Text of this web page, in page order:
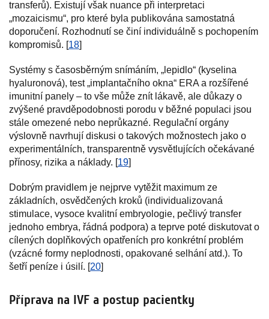
transferů). Existují však nuance při interpretaci
„mozaicismu“, pro které byla publikována samostatná
doporučení. Rozhodnutí se činí individuálně s pochopením
kompromisů. [18]
Systémy s časosběrným snímáním, „lepidlo“ (kyselina
hyaluronová), test „implantačního okna“ ERA a rozšířené
imunitní panely – to vše může znít lákavě, ale důkazy o
zvýšené pravděpodobnosti porodu v běžné populaci jsou
stále omezené nebo neprůkazné. Regulační orgány
výslovně navrhují diskusi o takových možnostech jako o
experimentálních, transparentně vysvětlujících očekávané
přínosy, rizika a náklady. [19]
Dobrým pravidlem je nejprve vytěžit maximum ze
základních, osvědčených kroků (individualizovaná
stimulace, vysoce kvalitní embryologie, pečlivý transfer
jednoho embrya, řádná podpora) a teprve poté diskutovat o
cílených doplňkových opatřeních pro konkrétní problém
(vzácné formy neplodnosti, opakované selhání atd.). To
šetří peníze i úsilí. [20]
Příprava na IVF a postup pacientky